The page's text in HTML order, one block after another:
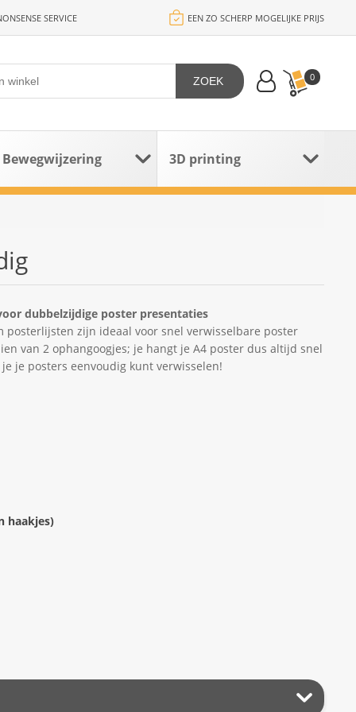
SERVICE EEN ZO SCHERP MOGELIJKE PRIJS
0
ZOEK
Bewegwijzering 3D printing
dubbelzijdige poster presentaties
posterlijsten zijn ideaal voor snel verwisselbare poster
van 2 ophangoogjes; je hangt je A4 poster dus altijd snel
je posters eenvoudig kunt verwisselen!
haakjes)